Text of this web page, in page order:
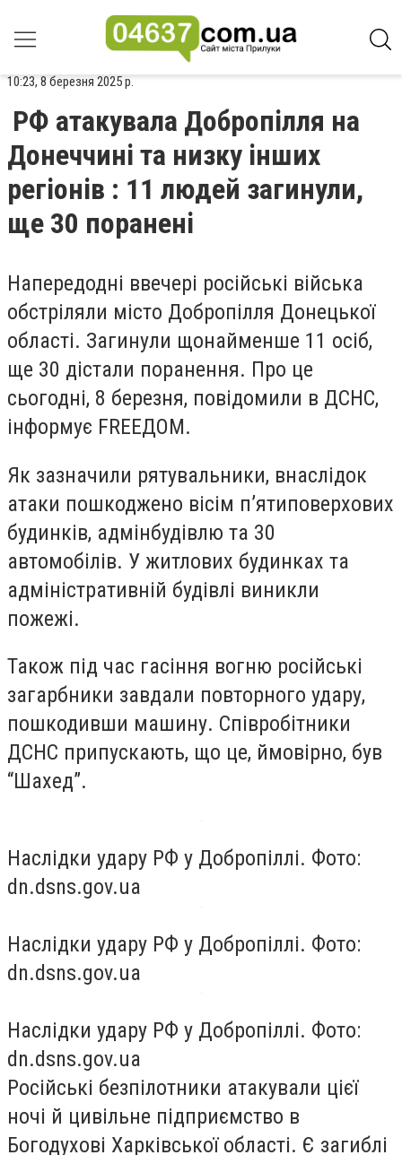
10:23, 8 березня 2025 р.
РФ атакувала Добропілля на
Донеччині та низку інших
регіонів : 11 людей загинули,
ще 30 поранені
Напередодні ввечері російські війська
обстріляли місто Добропілля Донецької
області. Загинули щонайменше 11 осіб,
ще 30 дістали поранення. Про це
сьогодні, 8 березня, повідомили в ДСНС,
інформує FREEДОМ.
Як зазначили рятувальники, внаслідок
атаки пошкоджено вісім п’ятиповерхових
будинків, адмінбудівлю та 30
автомобілів. У житлових будинках та
адміністративній будівлі виникли
пожежі.
Також під час гасіння вогню російські
загарбники завдали повторного удару,
пошкодивши машину. Співробітники
ДСНС припускають, що це, ймовірно, був
“Шахед”.
Наслідки удару РФ у Добропіллі. Фото:
dn.dsns.gov.ua
Наслідки удару РФ у Добропіллі. Фото:
dn.dsns.gov.ua
Наслідки удару РФ у Добропіллі. Фото:
dn.dsns.gov.ua
Російські безпілотники атакували цієї
ночі й цивільне підприємство в
Богодухові Харківськоїобласті. Є загиблі